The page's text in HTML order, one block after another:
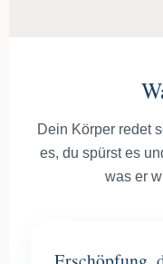
Dein Körper redet
es, du spürst es
was er